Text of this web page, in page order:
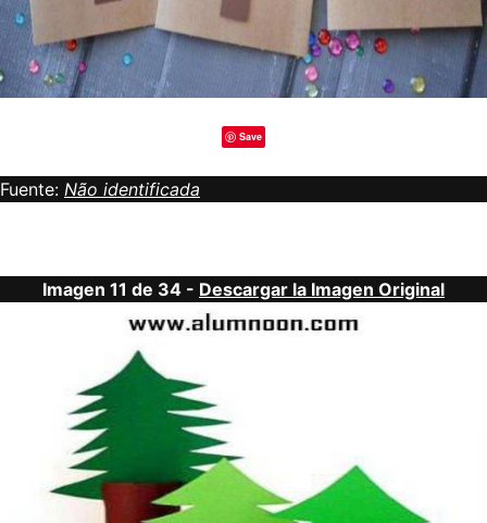
Save
Fuente: Não identificada
Imagen 11 de 34 - Descargar la Imagen Original